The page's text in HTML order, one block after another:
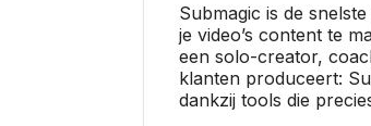
Submagic is de
je video’s content te
een solo-creator,
klanten produceert:
dankzij tools die